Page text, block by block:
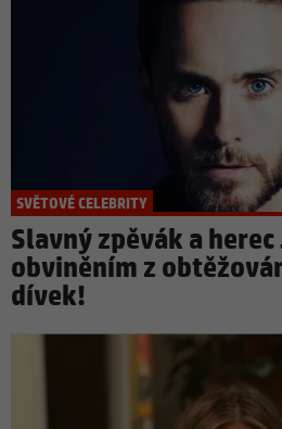
SVĚTOVÉ CELEBRITY
Slavný zpěvák a
obviněním z
dívek!